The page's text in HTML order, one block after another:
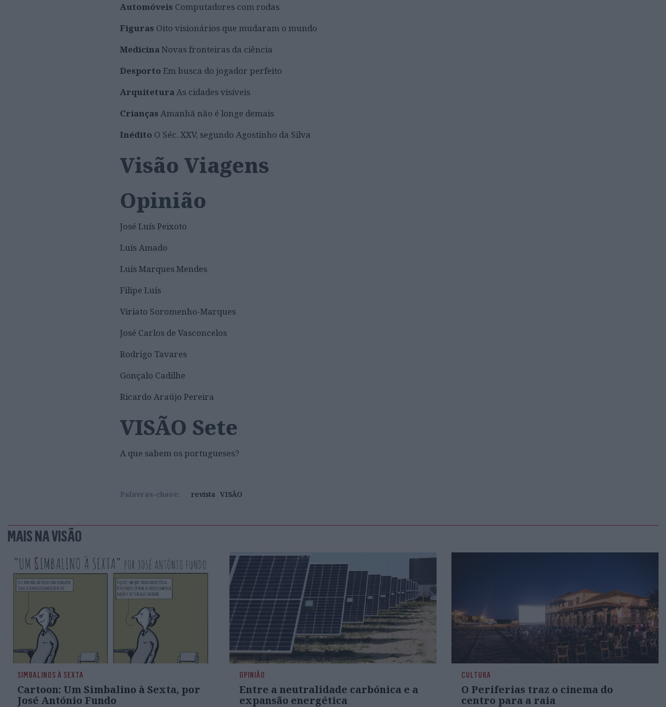
Automóveis Computadores com rodas
Figuras Oito visionários que mudaram o mundo
MedicinaNovas fronteiras da ciência
Desporto Em busca do jogador perfeito
ArquiteturaAs cidades visíveis
Crianças Amanhã não é longe demais
Inédito O Séc. XXV, segundo Agostinho da Silva
Visão Viagens
Opinião
José Luís Peixoto
Luís Amado
Luís Marques Mendes
Filipe Luís
Viriato Soromenho-Marques
José Carlos de Vasconcelos
Rodrigo Tavares
Gonçalo Cadilhe
Ricardo Araújo Pereira
VISÃO Sete
A que sabem os portugueses?
Palavras-chave: revista VISÃO
MAIS NA VISÃO
SIMBALINOS À SEXTA
Cartoon: Um Simbalino à Sexta, por
José António Fundo
OPINIÃO
Entre a neutralidade carbónica e a
expansão energética
CULTURA
O Periferias traz o cinema do
centro para a raia